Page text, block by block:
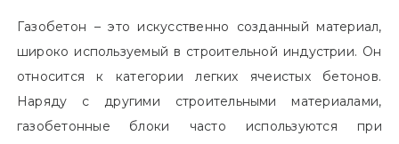
Газобетон – это искусственно созданный материал,
широко используемый в строительной индустрии. Он
относится к категории легких ячеистых бетонов.
Наряду с другими строительными материалами,
газобетонные блоки часто используются при